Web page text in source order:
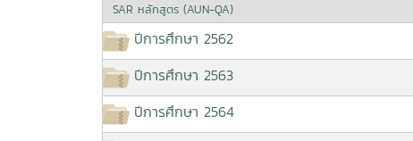
SAR หลักสูตร (AUN-QA)
ปีการศึกษา 2562
ปีการศึกษา 2563
ปีการศึกษา 2564